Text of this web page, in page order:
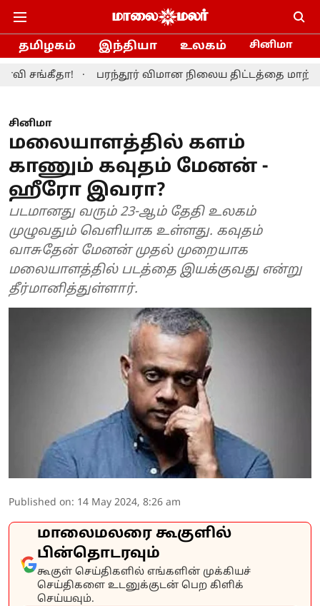
தமிழகம் இந்தியா உலகம் சினிமா
பரந்தூர் விமான நிலைய திட்டத்தை
சினிமா
மலையாளத்தில் களம்
காணும் கவுதம் மேனன் -
ஹீரோ இவரா?
படமானது வரும் 23-ஆம் தேதி உலகம்
முழுவதும் வெளியாக உள்ளது. கவுதம்
வாசுதேன் மேனன் முதல் முறையாக
மலையாளத்தில் படத்தை இயக்குவது என்று
தீர்மானித்துள்ளார்.
Published on: 14 May 2024, 8:26 am
மாலைமலரை கூகுளில்
பின்தொடரவும்
கூகுள் செய்திகளில் எங்களின் முக்கியச்
செய்திகளை உடனுக்குடன் பெற கிளிக்
செய்யவும்.